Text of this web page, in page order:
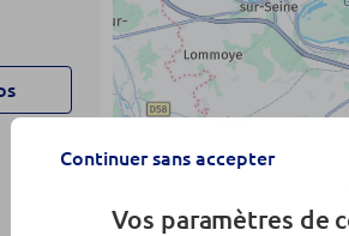
Continuer sans accepter
Vos paramètres de